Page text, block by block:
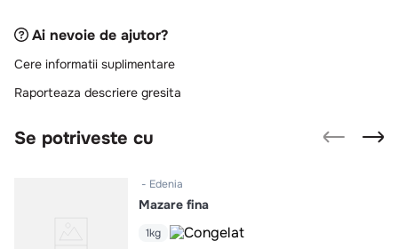
Ai nevoie de ajutor?
Cere informatii suplimentare
Raporteaza descriere gresita
Se potriveste cu
Edenia
Mazare fina
1kg